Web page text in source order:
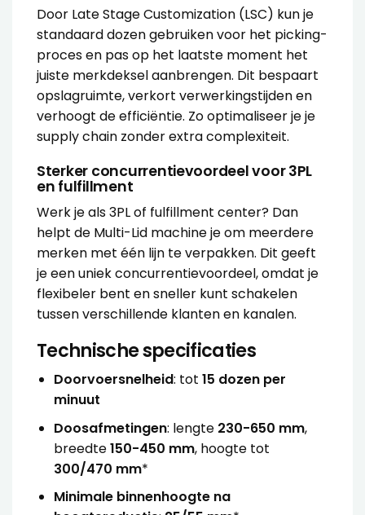
Door Late Stage Customization (LSC) kun je
standaard dozen gebruiken voor het picking-
proces en pas op het laatste moment het
juiste merkdeksel aanbrengen. Dit bespaart
opslagruimte, verkort verwerkingstijden en
verhoogt de efficiëntie. Zo optimaliseer je je
supply chain zonder extra complexiteit.
Sterker concurrentievoordeel voor 3PL
en fulfillment
Werk je als 3PL of fulfillment center? Dan
helpt de Multi-Lid machine je om meerdere
merken met één lijn te verpakken. Dit geeft
je een uniek concurrentievoordeel, omdat je
flexibeler bent en sneller kunt schakelen
tussen verschillende klanten en kanalen.
Technische specificaties
Doorvoersnelheid: tot 15 dozen per
minuut
Doosafmetingen: lengte 230-650 mm,
breedte150-450 mm, hoogte tot
300/470 mm*
Minimale binnenhoogte na